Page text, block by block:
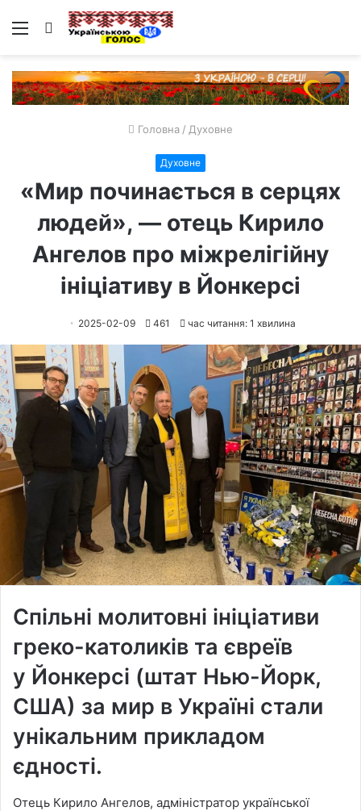
Меню Пошук
Головна / Духовне
Духовне
«Мир починається в серцях
людей», — отець Кирило
Ангелов про міжрелігійну
ініціативу в Йонкерсі
2025-02-09 461 час читання: 1 хвилина
Спільні молитовні ініціативи
греко-католиків та євреїв
у Йонкерсі (штат Нью-Йорк,
США) за мир в Україні стали
унікальним прикладом
єдності.
Отець Кирило Ангелов, адміністратор української